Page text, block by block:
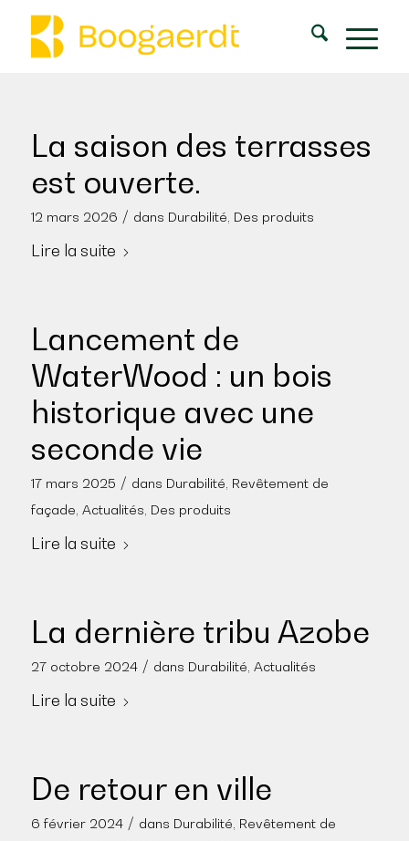
La saison des terrasses
est ouverte.
12 mars 2026 / dans Durabilité Des produits
Lire la suite
Lancement de
WaterWood : un bois
historique avec une
seconde vie
17 mars 2025 / dans Durabilité Revêtement de
façade Actualités Des produits
Lire la suite
La dernière tribu Azobe
27 octobre 2024 / dans Durabilité Actualités
Lire la suite
De retour en ville
6 février 2024 / dans Durabilité Revêtement de